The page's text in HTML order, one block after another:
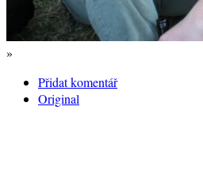
»
Přidat komentář
Original